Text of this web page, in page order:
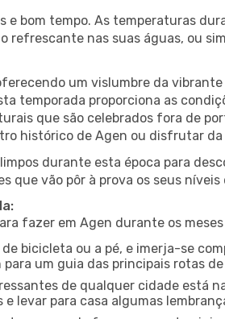
e bom tempo. As temperaturas
nas suas águas, ou
um vislumbre da
temporada proporciona as
que são celebrados fora de
histórico de Agen ou disfrutar
durante esta época para
que vão pôr à prova os seus níveis
fazer em Agen durante os
bicicleta ou a pé, e imerja-se
um guia das principais rotas
de qualquer cidade está
levar para casa algumas